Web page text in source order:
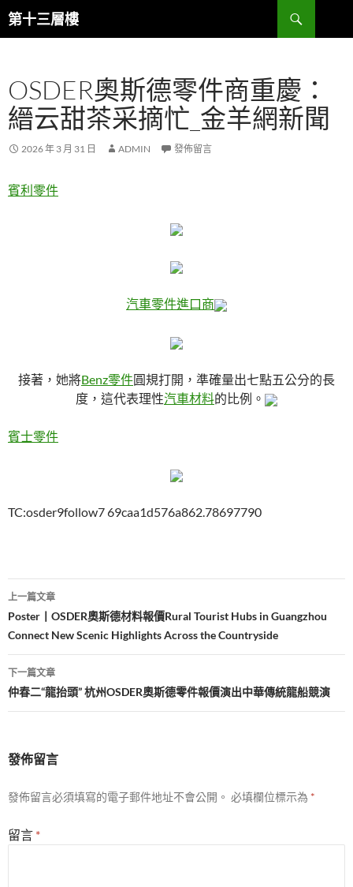
跳
至
內
第十三層樓
搜
尋
OSDER奧斯德零件商重慶：
縉云甜茶采摘忙_金羊網新聞
2026 年 3 月 31 日 ADMIN 發佈留言
賓利零件
汽車零件進口商
接著，她將Benz零件圓規打開，準確量出七點五公分的長
度，這代表理性汽車材料的比例。
賓士零件
TC:osder9follow7 69caa1d576a862.78697790
文
章
導
覽
上一篇文章
Poster丨OSDER奧斯德材料報價Rural Tourist Hubs in Guangzhou
Connect New Scenic Highlights Across the Countryside
下一篇文章
仲春二“龍抬頭” 杭州OSDER奧斯德零件報價演出中華傳統龍船競演
發佈留言
發佈留言必須填寫的電子郵件地址不會公開。 必填欄位標示為 *
留言 *